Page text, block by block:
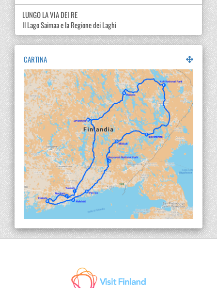
LUNGO LA VIA DEI RE
Il Lago Saimaa e la Regione dei Laghi
CARTINA